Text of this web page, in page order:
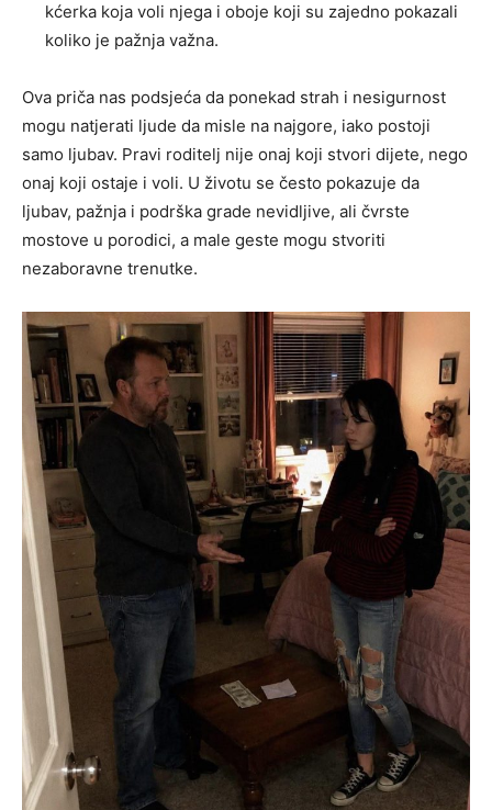
kćerka koja voli njega i oboje koji su zajedno pokazali
koliko je pažnja važna.
Ova priča nas podsjeća da ponekad strah i nesigurnost
mogu natjerati ljude da misle na najgore, iako postoji
samo ljubav. Pravi roditelj nije onaj koji stvori dijete, nego
onaj koji ostaje i voli. U životu se često pokazuje da
ljubav, pažnja i podrška grade nevidljive, ali čvrste
mostove u porodici, a male geste mogu stvoriti
nezaboravne trenutke.